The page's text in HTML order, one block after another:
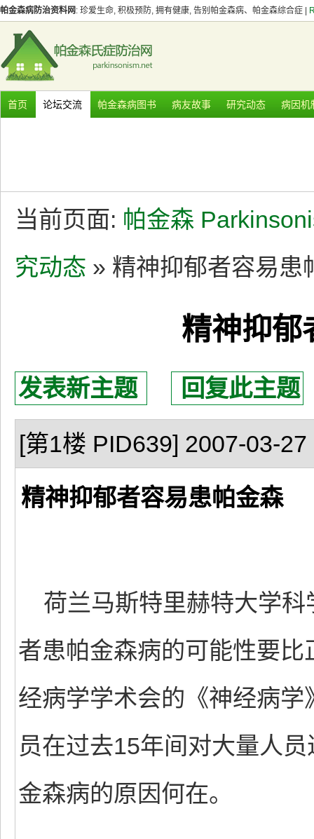
帕金森病防治资料网 : 珍爱生命, 积极预防, 拥有健康, 告别帕金森病、帕金森综合症 |
首页 论坛交流 帕金森病图书 病友故事 研究动态 病因机
当前页面: 帕金森
究动态 » 精神抑郁者容易患
精神抑郁
发表新主题 回复此主题
[第1楼 PID639] 2007-03-27
精神抑郁者容易患帕金森
荷兰马斯特里赫特大学科
者患帕金森病的可能性要
经病学学术会的《神经病
员在过去15年间对大量人
金森病的原因何在。